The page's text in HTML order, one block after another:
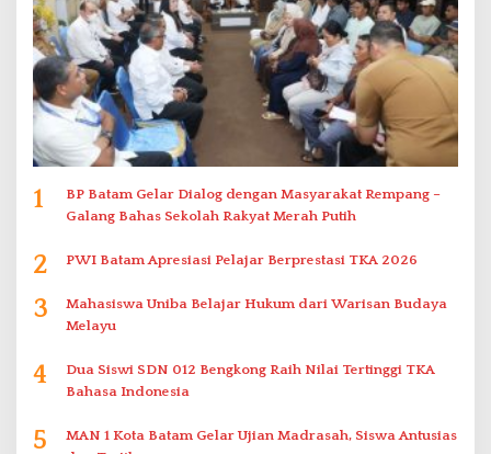
1
BP Batam Gelar Dialog dengan Masyarakat Rempang –
Galang Bahas Sekolah Rakyat Merah Putih
2 PWI Batam Apresiasi Pelajar Berprestasi TKA 2026
3
Mahasiswa Uniba Belajar Hukum dari Warisan Budaya
Melayu
4
Dua Siswi SDN 012 Bengkong Raih Nilai Tertinggi TKA
Bahasa Indonesia
5
MAN 1 Kota Batam Gelar Ujian Madrasah, Siswa Antusias